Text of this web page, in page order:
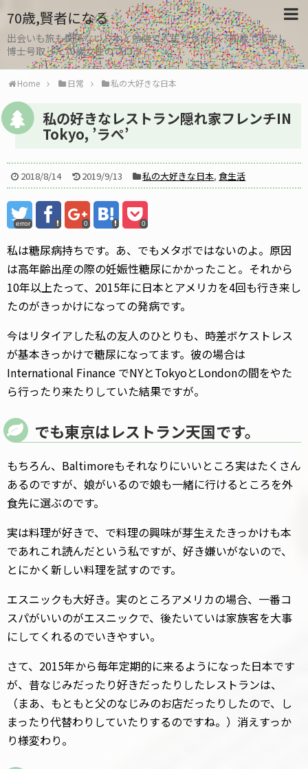
70歳,賢者になる
出会いも旅も関係ない。本と勉強で人生リセット、30歳で留学し
博士号取った70歳女性のブログ
Home 日常 私の大好きな日本
私の好きなレストラン隠れ家フレンチIN
Tokyo, ’ラぺ’
2018/8/14 2019/9/13 私の大好きな日本,食生活
error 0 0
私は糖尿病持ちです。あ、でもメタボではないのよ。原因
は高年齢出産の際の妊娠性糖尿にかかったこと。それから
10年以上たって、2015年に日本とアメリカを4回も行き来し
たのがきっかけになっての発病です。
今はリタイアした私の友人のひとりも、時差ボケストレス
が基本きっかけで糖尿になってます。彼の場合は
International Finance でNYとTokyoとLondonの間をやた
ら行ったり来たりしていた結果ですが。
でも東京はレストラン天国です。
もちろん、Baltimoreもそれなりにいいところ実はたくさん
あるのですが、娘がいるので娘も一緒に行けるところを外
食先に選ぶのです。
実は料理が好きで、で料理の興味が芽生えたきっかけも本
であれこれ読んだという私ですが、好き嫌いがないので、
とにかく新しい料理を試すのです。
エスニックも大好き。実のところアメリカの場合、一番コ
スパがいいのがエスニックで、後たいていは家族客を大事
にしてくれるのでいきやすい。
さて、2015年から毎年定期的に来るようになった日本です
が、昔なじみだったり好きだったりしたレストランは、
（まあ、もともと父のなじみのお店だったりしたので、し
まったり代替わりしていたりするのですね。）消えすっか
り様変わり。